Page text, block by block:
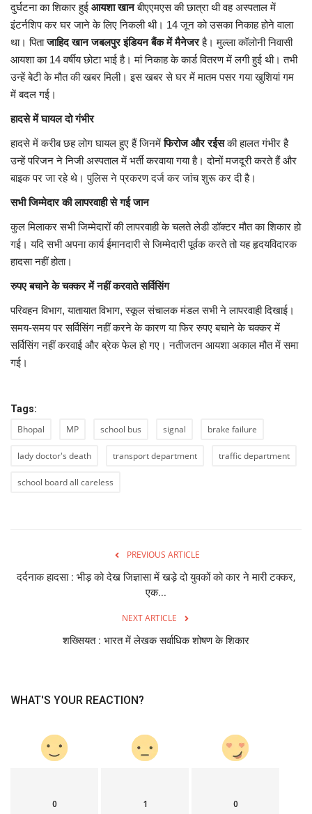
दुर्घटना का शिकार हुई आयशा खानबीएएमएस की छात्रा थी वह अस्पताल में
इंटर्नशिप कर घर जाने के लिए निकली थी। 14 जून को उसका निकाह होने वाला
था। पिताजाहिद खान जबलपुर इंडियन बैंक में मैनेजरहै। मुल्ला कॉलोनी निवासी
आयशा का 14 वर्षीय छोटा भाई है। मां निकाह के कार्ड वितरण में लगी हुई थी। तभी
उन्हें बेटी के मौत की खबर मिली। इस खबर से घर में मातम पसर गया खुशियां गम
में बदल गई।
हादसे में घायल दो गंभीर
हादसे में करीब छह लोग घायल हुए हैं जिनमेंफिरोज और रईसकी हालत गंभीर है
उन्हें परिजन ने निजी अस्पताल में भर्ती करवाया गया है। दोनों मजदूरी करते हैं और
बाइक पर जा रहे थे। पुलिस ने प्रकरण दर्ज कर जांच शुरू कर दी है।
सभी जिम्मेदार की लापरवाही से गई जान
कुल मिलाकर सभी जिम्मेदारों की लापरवाही के चलते लेडी डॉक्टर मौत का शिकार हो
गई। यदि सभी अपना कार्य ईमानदारी से जिम्मेदारी पूर्वक करते तो यह हृदयविदारक
हादसा नहीं होता।
रुपए बचाने के चक्कर में नहीं करवाते सर्विसिंग
परिवहन विभाग, यातायात विभाग, स्कूल संचालक मंडल सभी ने लापरवाही दिखाई।
समय-समय पर सर्विसिंग नहीं करने के कारण या फिर रुपए बचाने के चक्कर में
सर्विसिंग नहीं करवाई और ब्रेक फेल हो गए। नतीजतन आयशा अकाल मौत में समा
गई।
Tags:
Bhopal MP school bus signal brake failure
lady doctor's death transport department traffic department
school board all careless
PREVIOUS ARTICLE
दर्दनाक हादसा : भीड़ को देख जिज्ञासा में खड़े दो युवकों को कार ने मारी टक्कर,
एक...
NEXT ARTICLE
शख्सियत : भारत में लेखक सर्वाधिक शोषण के शिकार
WHAT'S YOUR REACTION?
0 1 0